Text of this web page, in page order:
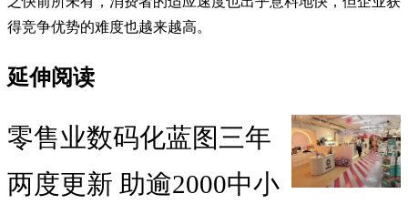
得竞争优势的难度也越来越高。
延伸阅读
零售业数码化蓝图三年
两度更新 助逾2000中小